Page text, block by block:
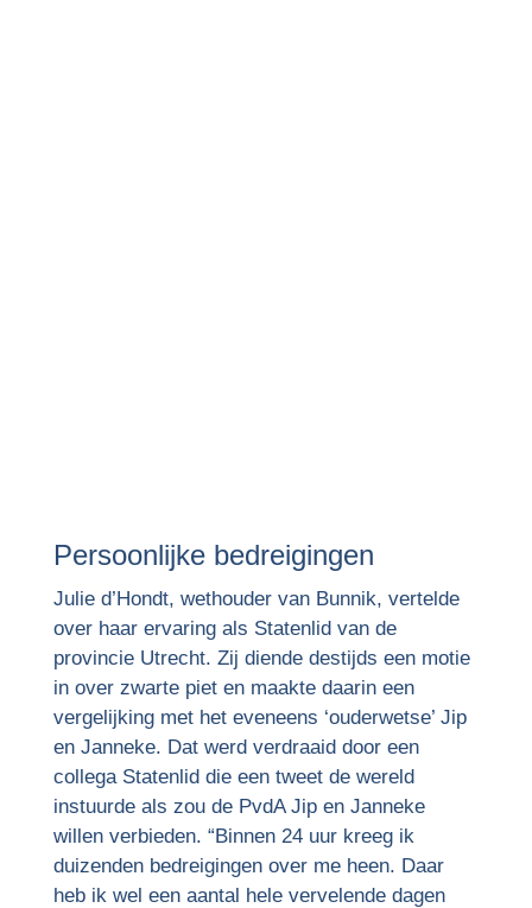
Persoonlijke bedreigingen
Julie d’Hondt, wethouder van Bunnik, vertelde
over haar ervaring als Statenlid van de
provincie Utrecht. Zij diende destijds een motie
in over zwarte piet en maakte daarin een
vergelijking met het eveneens ‘ouderwetse’ Jip
en Janneke. Dat werd verdraaid door een
collega Statenlid die een tweet de wereld
instuurde als zou de PvdA Jip en Janneke
willen verbieden. “Binnen 24 uur kreeg ik
duizenden bedreigingen over me heen. Daar
heb ik wel een aantal hele vervelende dagen